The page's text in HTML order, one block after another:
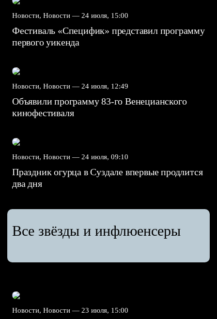
Новости, Новости — 24 июля, 15:00
Фестиваль «Специфик» представил программу
первого уикенда
Новости, Новости — 24 июля, 12:49
Объявили программу 83-го Венецианского
кинофестиваля
Новости, Новости — 24 июля, 09:10
Праздник огурца в Суздале впервые продлится
два дня
Все звёзды и инфлюенсеры
Новости, Новости — 23 июля, 15:00